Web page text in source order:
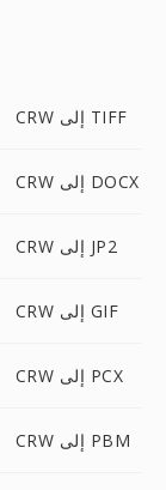
CRW إلى TIFF
CRW إلى DOCX
CRW إلى JP2
CRW إلى GIF
CRW إلى PCX
CRW إلى PBM